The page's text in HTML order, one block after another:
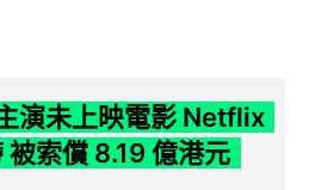
演未上映電影 Netflix
索償 8.19 億港元